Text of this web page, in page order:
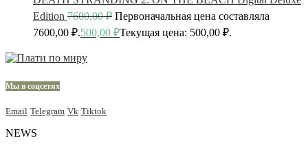
Edition 7600,00₽ Первоначальная цена составляла
7600,00 ₽.500,00 ₽Текущая цена: 500,00 ₽.
Мы в соцсетях
Email Telegram Vk Tiktok
NEWS